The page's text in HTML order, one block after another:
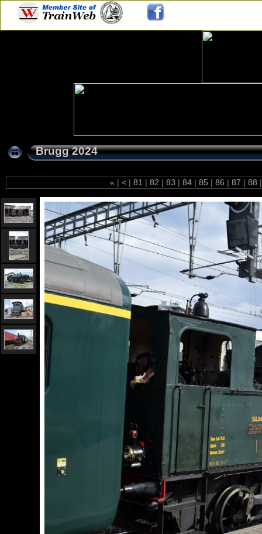
Brugg 2024
« | < | 81 | 82 | 83 | 84 | 85 | 86 | 87 | 88 |